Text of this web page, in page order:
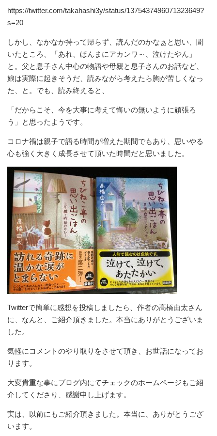
https://twitter.com/takahashi3y/status/1375437496071323649?
s=20
しかし、なかなか持って帰らず、読んだのかなぁと思い、聞
いたところ、「あれ、ほんまにアカンワ～、泣けたやん」
と。父と息子さん中心の物語や母親と息子さんのお話など、
娘は実際に起きそうだ、読みながら考えたら胸が苦しくなっ
た、と。でも、読み終えると、
「だからこそ、今を大事に考えて悔いの無いように頑張ろ
う」と思ったようです。
コロナ禍は親子で語る時間が増えた期間でもあり、思いやる
心も強く大きく成長させて頂いた時間だと思いました。
Twitterで簡単に感想を投稿しましたら、作者の高橋由太さん
に、なんと、ご紹介頂きました。本当にありがとうございま
した。
気軽にコメントのやり取りをさせて頂き、お世話になってお
ります。
大変貴重な事にブログ内にてチェックのホームページもご紹
介してくださり、感謝申し上げます。
実は、以前にもご紹介頂きました。本当に、ありがとうござ
います。